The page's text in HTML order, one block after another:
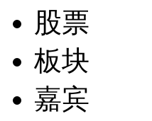
股票
板块
嘉宾